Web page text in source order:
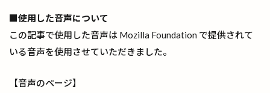
■使用した音声について
この記事で使用した音声は Mozilla Foundation で提供されて
いる音声を使用させていただきました。
【音声のページ】